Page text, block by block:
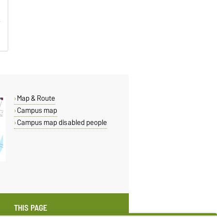
Map & Route
Campus map
Campus map disabled people
THIS PAGE